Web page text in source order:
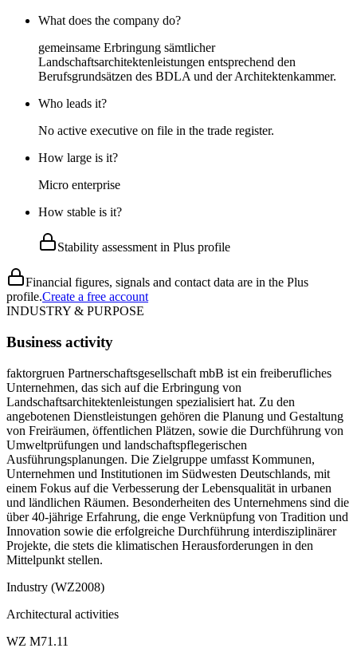
What does the company do?
gemeinsame Erbringung sämtlicher
Landschaftsarchitektenleistungen entsprechend den
Berufsgrundsätzen des BDLA und der Architektenkammer.
Who leads it?
No active executive on file in the trade register.
How large is it?
Micro enterprise
How stable is it?
Stability assessment in Plus profile
Financial figures, signals and contact data are in the Plus
profile.Create a free account
INDUSTRY & PURPOSE
Business activity
faktorgruen Partnerschaftsgesellschaft mbB ist ein freiberufliches
Unternehmen, das sich auf die Erbringung von
Landschaftsarchitektenleistungen spezialisiert hat. Zu den
angebotenen Dienstleistungen gehören die Planung und Gestaltung
von Freiräumen, öffentlichen Plätzen, sowie die Durchführung von
Umweltprüfungen und landschaftspflegerischen
Ausführungsplanungen. Die Zielgruppe umfasst Kommunen,
Unternehmen und Institutionen im Südwesten Deutschlands, mit
einem Fokus auf die Verbesserung der Lebensqualität in urbanen
und ländlichen Räumen. Besonderheiten des Unternehmens sind die
über 40-jährige Erfahrung, die enge Verknüpfung von Tradition und
Innovation sowie die erfolgreiche Durchführung interdisziplinärer
Projekte, die stets die klimatischen Herausforderungen in den
Mittelpunkt stellen.
Industry (WZ2008)
Architectural activities
WZ M71.11